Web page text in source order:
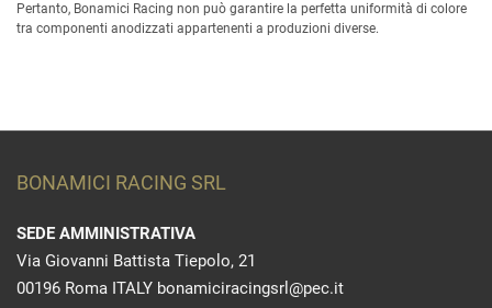
Pertanto, Bonamici Racing non può garantire la perfetta uniformità di colore
tra componenti anodizzati appartenenti a produzioni diverse.
BONAMICI RACING SRL
SEDE AMMINISTRATIVA
Via Giovanni Battista Tiepolo, 21
00196 Roma ITALY bonamiciracingsrl@pec.it